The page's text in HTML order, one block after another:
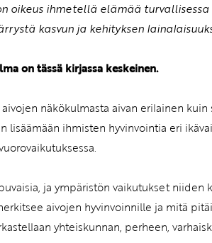
oikeus ihmetellä elämää
kasvun ja kehityksen
on tässä kirjassa keskeinen.
näkökulmasta aivan erilainen
lisäämään ihmisten hyvinvointia eri
ja ympäristön vaikutukset niiden
aivojen hyvinvoinnille ja mitä
yhteiskunnan, perheen,